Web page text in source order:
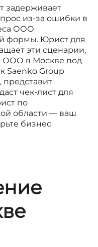
задерживает
из-за ошибки в
ООО
формы. Юрист для
эти сценарии,
ООО в Москве под
Saenko Group
чек-лист для
по
области — ваш
бизнес